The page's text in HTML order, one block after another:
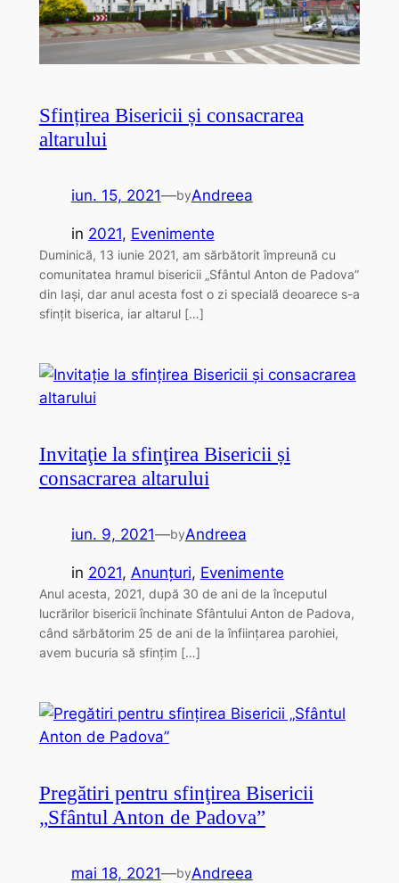
Sfințirea Bisericii și consacrarea
altarului
iun. 15, 2021—byAndreea
in 2021, Evenimente
Duminică, 13 iunie 2021, am sărbătorit împreună cu
comunitatea hramul bisericii „Sfântul Anton de Padova”
din Iași, dar anul acesta fost o zi specială deoarece s-a
sfințit biserica, iar altarul […]
Invitaţie la sfinţirea Bisericii și
consacrarea altarului
iun. 9, 2021—byAndreea
in 2021, Anunțuri, Evenimente
Anul acesta, 2021, după 30 de ani de la începutul
lucrărilor bisericii închinate Sfântului Anton de Padova,
când sărbătorim 25 de ani de la înfiinţarea parohiei,
avem bucuria să sfinţim […]
Pregătiri pentru sfinţirea Bisericii
„Sfântul Anton de Padova”
mai 18, 2021—byAndreea